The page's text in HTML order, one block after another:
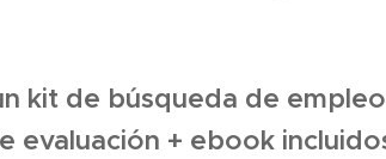
kit de búsqueda de
evaluación + ebook